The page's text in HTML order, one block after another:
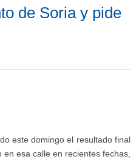
de Soria y pide
este domingo el resultado final
esa calle en recientes fechas,